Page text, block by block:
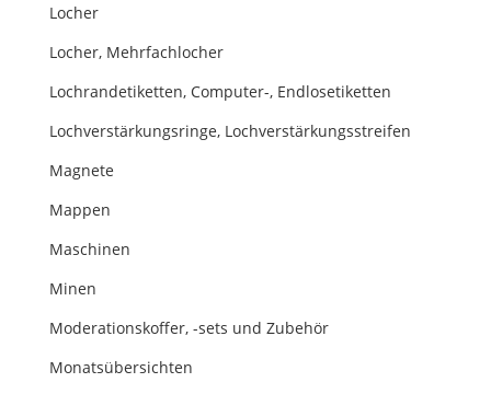
Locher
Locher, Mehrfachlocher
Lochrandetiketten, Computer-, Endlosetiketten
Lochverstärkungsringe, Lochverstärkungsstreifen
Magnete
Mappen
Maschinen
Minen
Moderationskoffer, -sets und Zubehör
Monatsübersichten